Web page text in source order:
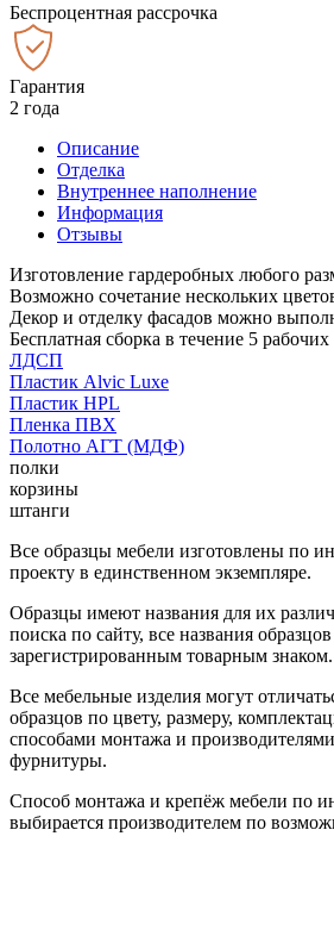
Беспроцентная рассрочка
Гарантия
2 года
Описание
Отделка
Внутреннее наполнение
Информация
Отзывы
Изготовление гардеробных любого
Возможно сочетание нескольких
Декор и отделку фасадов можно
Бесплатная сборка в течение 5
ЛДСП
Пластик Alvic Luxe
Пластик HPL
Пленка ПВХ
Полотно АГТ (МДФ)
полки
корзины
штанги
Все образцы мебели изготовлены по
проекту в единственном экземпляре.
Образцы имеют названия для их
поиска по сайту, все названия
зарегистрированным товарным знаком.
Все мебельные изделия могут
образцов по цвету, размеру,
способами монтажа и
фурнитуры.
Способ монтажа и крепёж мебели по
выбирается производителем по